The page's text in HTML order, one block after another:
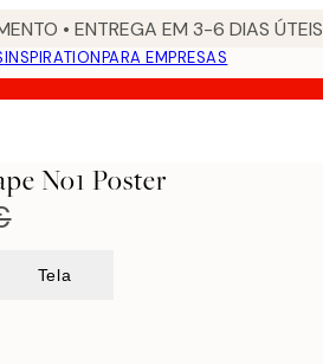
• ENTREGA EM 3-6 DIAS ÚTEIS
INSPIRATIONPARA EMPRESAS
No1 Poster
Tela